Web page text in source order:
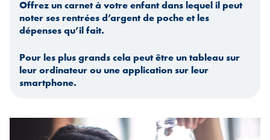
Offrez un carnet à votre enfant dans lequel il peut
noter ses rentrées d’argent de poche et les
dépenses qu’il fait.
Pour les plus grands cela peut être un tableau sur
leur ordinateur ou une application sur leur
smartphone.